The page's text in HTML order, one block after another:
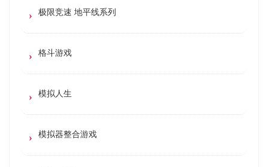
极限竞速 地平线系列
格斗游戏
模拟人生
模拟器整合游戏